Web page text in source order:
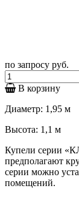
по запросу руб.
В корзину
Диаметр: 1,95 м
Высота: 1,1 м
Купели серии
предполагают
серии можно
помещений.